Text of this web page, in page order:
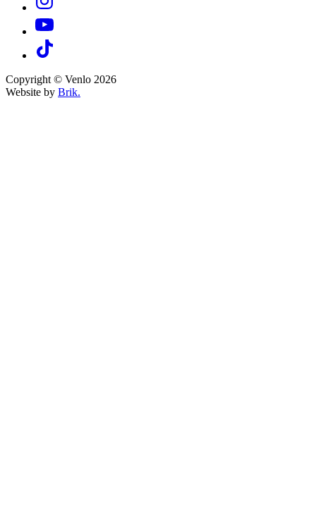
Copyright © Venlo 2026
Website by Brik.